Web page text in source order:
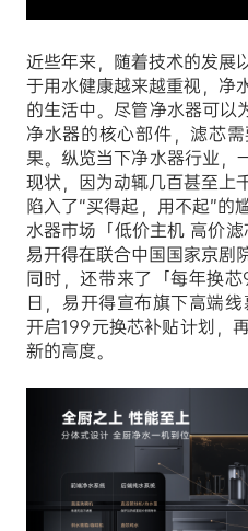
近些年来，随着技术的发展
于用水健康越来越重视，净
的生活中。尽管净水器可以
净水器的核心部件，滤芯
果。纵览当下净水器行业，
现状，因为动辄几百甚至上
陷入了“买得起，用不起”的
水器市场「低价主机 高价
易开得在联合中国国家京剧
同时，还带来了「每年换
日，易开得宣布旗下高端
开启199元换芯补贴计划，
新的高度。